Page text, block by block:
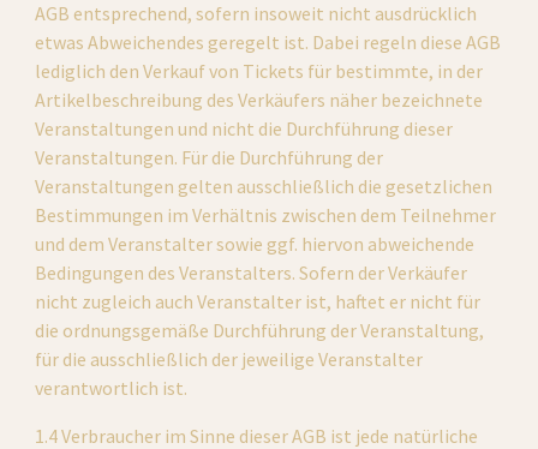
AGB entsprechend, sofern insoweit nicht ausdrücklich
etwas Abweichendes geregelt ist. Dabei regeln diese AGB
lediglich den Verkauf von Tickets für bestimmte, in der
Artikelbeschreibung des Verkäufers näher bezeichnete
Veranstaltungen und nicht die Durchführung dieser
Veranstaltungen. Für die Durchführung der
Veranstaltungen gelten ausschließlich die gesetzlichen
Bestimmungen im Verhältnis zwischen dem Teilnehmer
und dem Veranstalter sowie ggf. hiervon abweichende
Bedingungen des Veranstalters. Sofern der Verkäufer
nicht zugleich auch Veranstalter ist, haftet er nicht für
die ordnungsgemäße Durchführung der Veranstaltung,
für die ausschließlich der jeweilige Veranstalter
verantwortlich ist.
1.4 Verbraucher im Sinne dieser AGB ist jede natürliche